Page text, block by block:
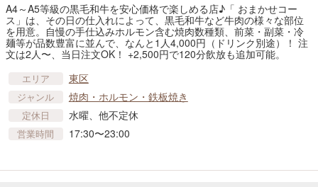
A4～A5等級の黒毛和牛を安心価格で楽しめる店♪「 おまかせコー
ス」は、その日の仕入れによって、黒毛和牛など牛肉の様々な部位
を用意。自慢の手仕込みホルモン含む焼肉数種類、前菜・副菜・冷
麺等が品数豊富に並んで、なんと1人4,000円（ドリンク別途）！ 注
文は2人〜、当日注文OK！ +2,500円で120分飲放も追加可能。
エリア 東区
ジャンル 焼肉・ホルモン・鉄板焼き
定休日 水曜、他不定休
営業時間 17:30〜23:00